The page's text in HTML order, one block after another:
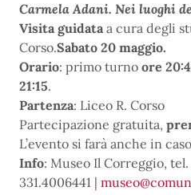
Carmela Adani. Nei luoghi
Visita guidata a cura degli
Corso.Sabato 20 maggio.
Orario: primo turno ore
21:15.
Partenza: Liceo R. Corso
Partecipazione gratuita,
L’evento si farà anche in
Info: Museo Il Correggio, tel.
331.4006441 |